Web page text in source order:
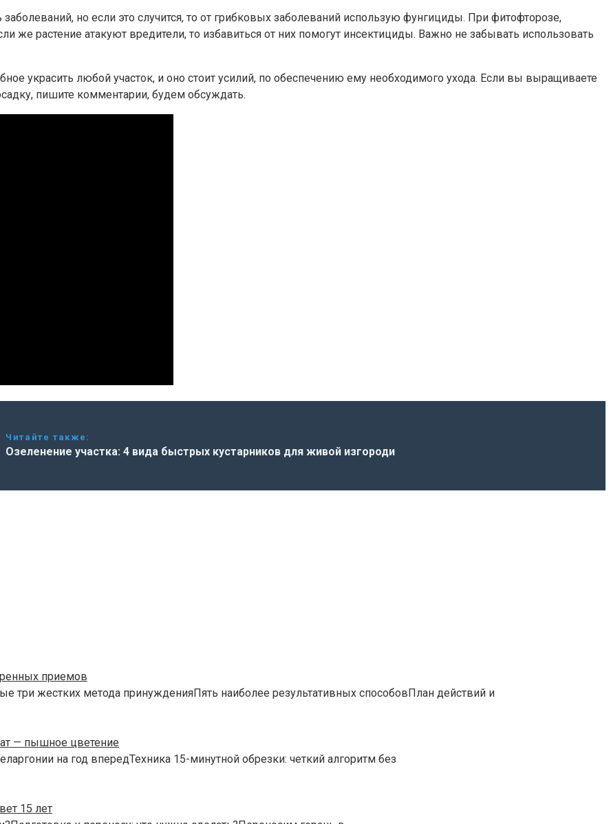
но если это случится, то от грибковых заболеваний использую фунгициды. При фитофторозе,
же растение атакуют вредители, то избавиться от них помогут инсектициды. Важно не забывать использовать
украсить любой участок, и оно стоит усилий, по обеспечению ему необходимого ухода. Если вы выращиваете
пишите комментарии, будем обсуждать.
Читайте также:
Озеленение участка: 4 вида быстрых кустарников для живой изгороди
приемов
три жестких метода принужденияПять наиболее результативных способовПлан действий и
— пышное цветение
на год впередТехника 15-минутной обрезки: четкий алгоритм без
15 лет